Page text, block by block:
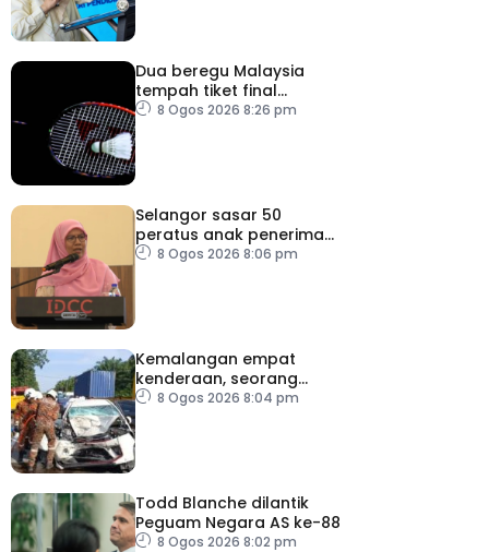
Dua beregu Malaysia
tempah tiket final
Masters Korea
8 Ogos 2026 8:26 pm
Selangor sasar 50
peratus anak penerima
bantuan JKM dapat
8 Ogos 2026 8:06 pm
Kemalangan empat
kenderaan, seorang
maut8 Ogos 2026 8:04 pm
Todd Blanche dilantik
Peguam Negara AS ke-88
8 Ogos 2026 8:02 pm